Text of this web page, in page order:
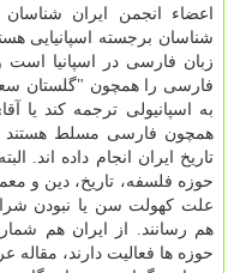
اعضاء انجمن ایران شناسان
شناسان برجسته اسپانیایی
زبان فارسی در اسپانیا است
فارسی را همچون "گلستان
به اسپانیولی ترجمه كند یا
همچون فارسی مسلط هستند و
تاریخ ایران انجام داده اند.
حوزه فلسفه، تاریخ، دین و
علت كهولت سن یا نبودن
هم رسانند. از ایران هم
حوزه ها فعالیت دارند، مقاله